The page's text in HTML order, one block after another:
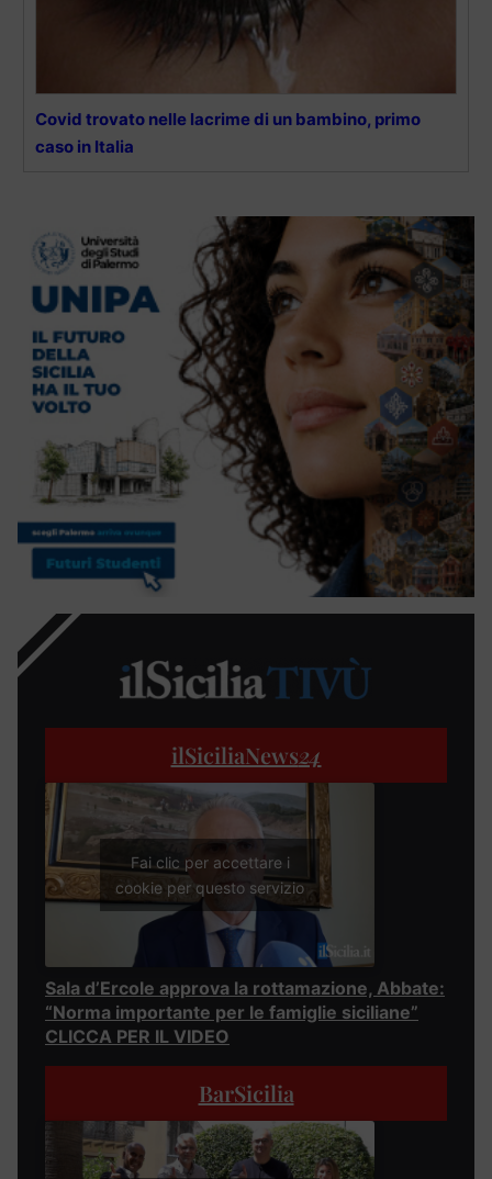
Covid trovato nelle lacrime di un bambino, primo
caso in Italia
ilSiciliaNews24
Fai clic per accettare i
cookie per questo servizio
Sala d’Ercole approva la rottamazione, Abbate:
“Norma importante per le famiglie siciliane”
CLICCA PER IL VIDEO
BarSicilia